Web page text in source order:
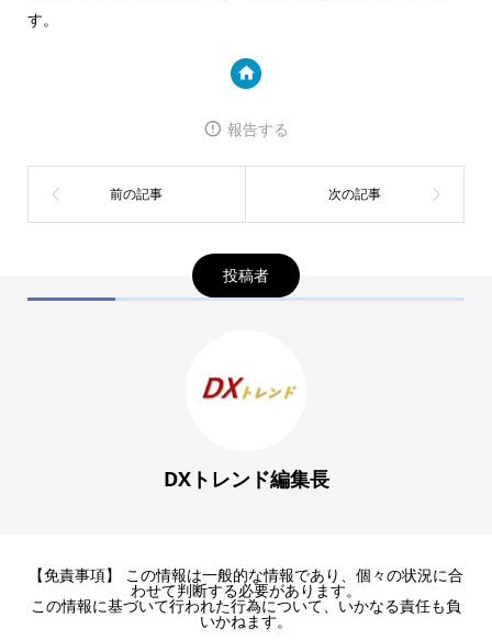
す。
報告する
投稿者
DXトレンド編集長
【免責事項】 この情報は一般的な情報であり、個々の状況に合
わせて判断する必要があります。
この情報に基づいて行われた行為について、いかなる責任も負
いかねます。